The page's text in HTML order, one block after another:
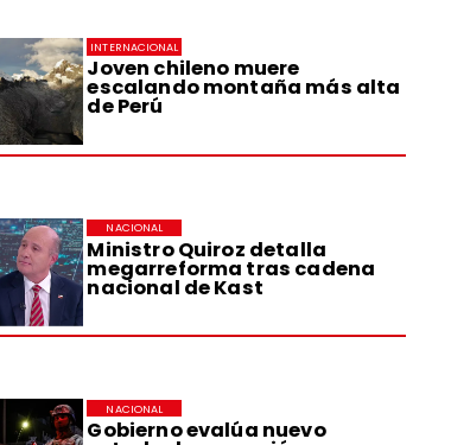
Joven chileno muere
escalando montaña más alta
de Perú
INTERNACIONAL
Ministro Quiroz detalla
megarreforma tras cadena
nacional de Kast
NACIONAL
Gobierno evalúa nuevo
NACIONAL